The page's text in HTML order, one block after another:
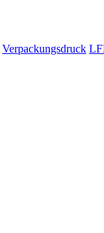
Verpackungsdruck